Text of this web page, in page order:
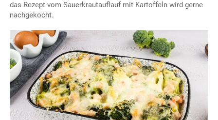
das Rezept vom Sauerkrautauflauf mit Kartoffeln wird gerne
nachgekocht.